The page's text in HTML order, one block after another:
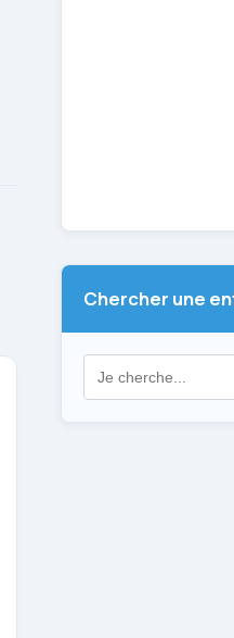
Chercher une